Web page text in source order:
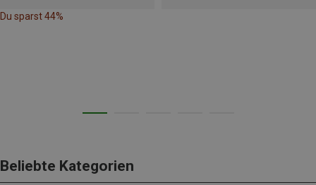
Du sparst 44%
Beliebte Kategorien